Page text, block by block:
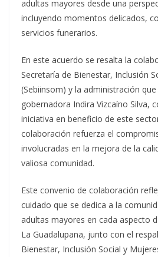
adultas mayores desde una
incluyendo momentos delicados,
servicios funerarios.
En este acuerdo se resalta la
Secretaría de Bienestar, Inclusión
(Sebiinsom) y la administración
gobernadora Indira Vizcaíno Silva,
iniciativa en beneficio de este
colaboración refuerza el
involucradas en la mejora de la
valiosa comunidad.
Este convenio de colaboración
cuidado que se dedica a la
adultas mayores en cada aspecto
La Guadalupana, junto con el
Bienestar, Inclusión Social y